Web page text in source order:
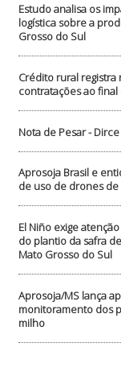
Estudo analisa os
logística sobre a
Grosso do Sul
Crédito rural registra
contratações ao final
Nota de Pesar -
Aprosoja Brasil e
de uso de drones
El Niño exige
do plantio da safra
Mato Grosso do Sul
Aprosoja/MS lança
monitoramento dos
milho